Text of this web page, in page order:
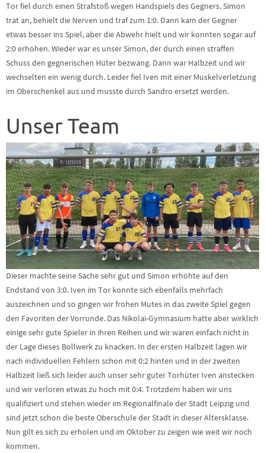
Tor fiel durch einen Strafstoß wegen Handspiels des Gegners. Simon
trat an, behielt die Nerven und traf zum 1:0. Dann kam der Gegner
etwas besser ins Spiel, aber die Abwehr hielt und wir konnten sogar auf
2:0 erhöhen. Wieder war es unser Simon, der durch einen straffen
Schuss den gegnerischen Hüter bezwang. Dann war Halbzeit und wir
wechselten ein wenig durch. Leider fiel Iven mit einer Muskelverletzung
im Oberschenkel aus und musste durch Sandro ersetzt werden.
Unser Team
Dieser machte seine Sache sehr gut und Simon erhöhte auf den
Endstand von 3:0. Iven im Tor konnte sich ebenfalls mehrfach
auszeichnen und so gingen wir frohen Mutes in das zweite Spiel gegen
den Favoriten der Vorrunde. Das Nikolai-Gymnasium hatte aber wirklich
einige sehr gute Spieler in ihren Reihen und wir waren einfach nicht in
der Lage dieses Bollwerk zu knacken. In der ersten Halbzeit lagen wir
nach individuellen Fehlern schon mit 0:2 hinten und in der zweiten
Halbzeit ließ sich leider auch unser sehr guter Torhüter Iven anstecken
und wir verloren etwas zu hoch mit 0:4. Trotzdem haben wir uns
qualifiziert und stehen wieder im Regionalfinale der Stadt Leipzig und
sind jetzt schon die beste Oberschule der Stadt in dieser Altersklasse.
Nun gilt es sich zu erholen und im Oktober zu zeigen wie weit wir noch
kommen.